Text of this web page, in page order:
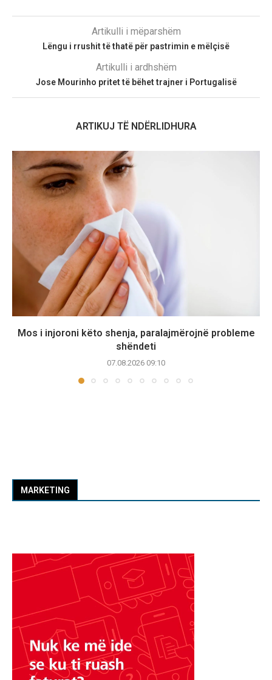
Artikulli i mëparshëm
Lëngu i rrushit të thatë për pastrimin e mëlçisë
Artikulli i ardhshëm
Jose Mourinho pritet të bëhet trajner i Portugalisë
ARTIKUJ TË NDËRLIDHURA
Mos i injoroni këto shenja, paralajmërojnë probleme
shëndeti
07.08.2026 09:10
MARKETING